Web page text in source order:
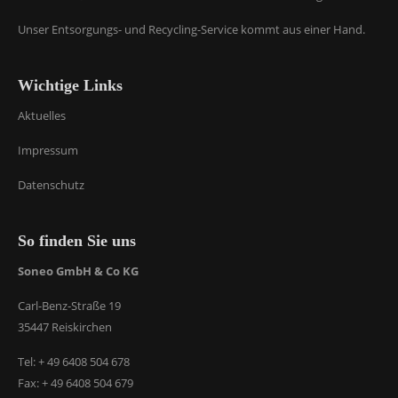
Lorem ipsum dolor sit amet:
24h
Mon - Fri 8:00am - 5:00pm
Get in touch
Cybersteel Inc.
San Francisco, CA 94102
Have any questions?
+44 1234 567 890
Unser Entsorgungs- und Recycling-Service kommt aus einer Hand.
Wichtige Links
Aktuelles
Impressum
Datenschutz
So finden Sie uns
Soneo GmbH & Co KG
Carl-Benz-Straße 19
35447 Reiskirchen
Tel: + 49 6408 504 678
Fax: + 49 6408 504 679